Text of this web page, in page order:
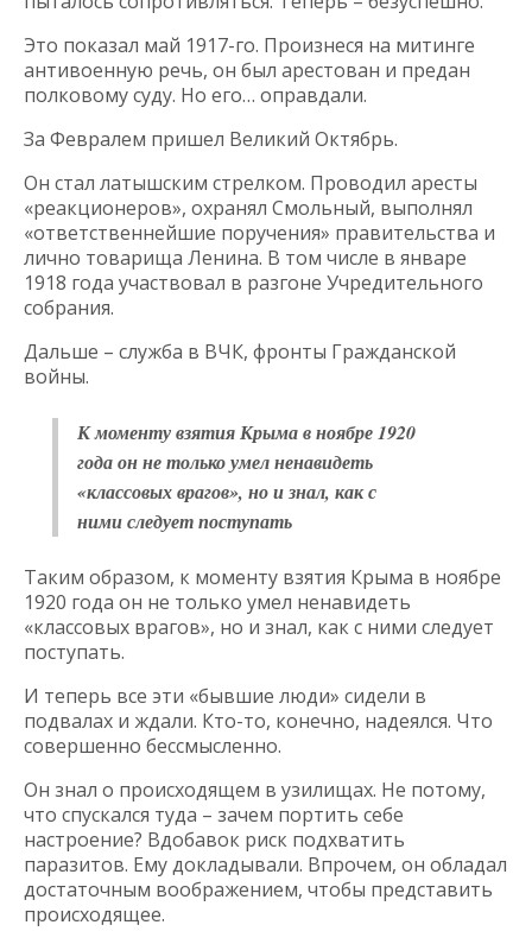
Это показал май 1917-го. Произнеся на митинге
антивоенную речь, он был арестован и предан
полковому суду. Но его… оправдали.
За Февралем пришел Великий Октябрь.
Он стал латышским стрелком. Проводил аресты
«реакционеров», охранял Смольный, выполнял
«ответственнейшие поручения» правительства и
лично товарища Ленина. В том числе в январе
1918 года участвовал в разгоне Учредительного
собрания.
Дальше – служба в ВЧК, фронты Гражданской
войны.
К моменту взятия Крыма в ноябре 1920
года он не только умел ненавидеть
«классовых врагов», но и знал, как с
ними следует поступать
Таким образом, к моменту взятия Крыма в ноябре
1920 года он не только умел ненавидеть
«классовых врагов», но и знал, как с ними следует
поступать.
И теперь все эти «бывшие люди» сидели в
подвалах и ждали. Кто-то, конечно, надеялся. Что
совершенно бессмысленно.
Он знал о происходящем в узилищах. Не потому,
что спускался туда – зачем портить себе
настроение? Вдобавок риск подхватить
паразитов. Ему докладывали. Впрочем, он обладал
достаточным воображением, чтобы представить
происходящее.